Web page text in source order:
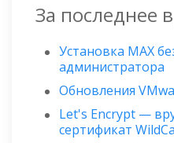
За последнее
Установка MAX
администратора
Обновления
Let's Encrypt —
сертификат